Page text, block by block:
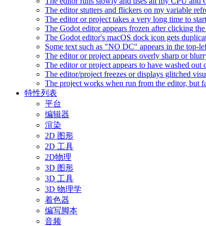
The editor stutters and flickers on my variable
The editor or project takes a very long time to start
The Godot editor appears frozen after clicking
The Godot editor's macOS dock icon gets
Some text such as "NO DC" appears in the top-
The editor or project appears overly sharp or
The editor or project appears to have washed out
The editor/project freezes or displays glitched
The project works when run from the editor, but
特性列表
平台
编辑器
渲染
2D 图形
2D 工具
2D物理
3D 图形
3D 工具
3D 物理学
着色器
编写脚本
音频